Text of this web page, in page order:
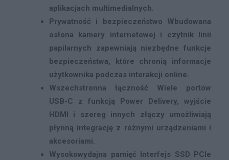
aplikacjach multimedialnych.
Prywatność i bezpieczeństwo Wbudowana
osłona kamery internetowej i czytnik linii
papilarnych zapewniają niezbędne funkcje
bezpieczeństwa, które chronią informacje
użytkownika podczas interakcji online.
Wszechstronna łączność Wiele portów
USB-C z funkcją Power Delivery, wyjście
HDMI i szereg innych złączy umożliwiają
płynną integrację z różnymi urządzeniami i
akcesoriami.
Wysokowydajna pamięć Interfejs SSD PCIe